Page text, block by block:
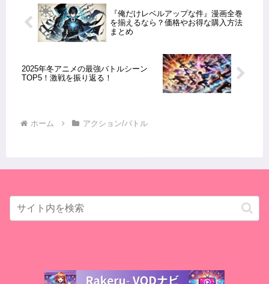
『俺だけレベルアップな件』漫画全巻
を揃えるなら？価格やお得な購入方法
まとめ
2025年冬アニメの最強バトルシーン
TOP5！激戦を振り返る！
ホーム アクション/バトル